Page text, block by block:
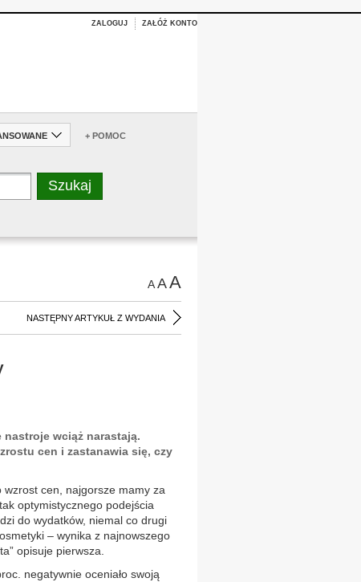
ZALOGUJ ZAŁÓŻ KONTO
+ POMOC
AAA
NASTĘPNY ARTYKUŁ Z WYDANIA
nastroje wciąż narastają.
cen i zastanawia się, czy
cen, najgorsze mamy za
optymistycznego podejścia
do wydatków, niemal co drugi
– wynika z najnowszego
opisuje pierwsza.
negatywnie oceniało swoją